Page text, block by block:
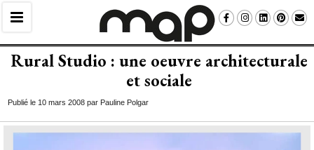
Rural Studio : une oeuvre architecturale
et sociale
Publié le 10 mars 2008 par Pauline Polgar